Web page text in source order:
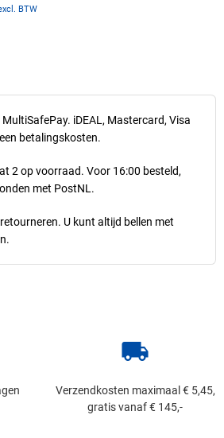
iDEAL, Mastercard, Visa
betalingskosten.
2 op voorraad. Voor 16:00 besteld,
met PostNL.
U kunt altijd bellen met
BTW
local_shipping
Verzendkosten maximaal € 5,45,
gratis vanaf € 145,-